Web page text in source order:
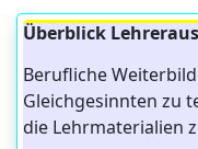
Überblick
Berufliche
Gleichgesinnten zu
die Lehrmaterialien